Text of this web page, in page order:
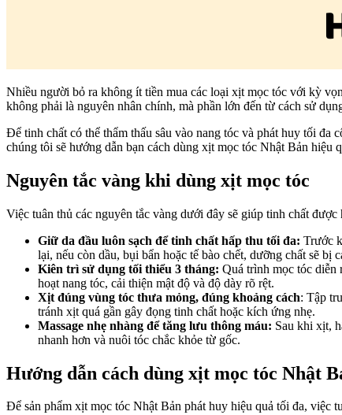
Nhiều người bỏ ra không ít tiền mua các loại xịt mọc tóc với kỳ
không phải là nguyên nhân chính, mà phần lớn đến từ cách sử
Để tinh chất có thể thẩm thấu sâu vào nang tóc và phát huy tối đa
chúng tôi sẽ hướng dẫn bạn cách dùng xịt mọc tóc Nhật Bản hiệu
Nguyên tắc vàng khi dùng xịt mọc tóc
Việc tuân thủ các nguyên tắc vàng dưới đây sẽ giúp tinh chất
Giữ da đầu luôn sạch để tinh chất hấp thu tối đa: Trước
lại, nếu còn dầu, bụi bẩn hoặc tế bào chết, dưỡng chất sẽ bị
Kiên trì sử dụng tối thiểu 3 tháng: Quá trình mọc tóc diễn
hoạt nang tóc, cải thiện mật độ và độ dày rõ rệt.
Xịt đúng vùng tóc thưa mỏng, đúng khoảng cách: Tập
tránh xịt quá gần gây đọng tinh chất hoặc kích ứng nhẹ.
Massage nhẹ nhàng để tăng lưu thông máu: Sau khi xịt,
nhanh hơn và nuôi tóc chắc khỏe từ gốc.
Hướng dẫn cách dùng xịt mọc tóc Nhật
Để sản phẩm xịt mọc tóc Nhật Bản phát huy hiệu quả tối đa, việc